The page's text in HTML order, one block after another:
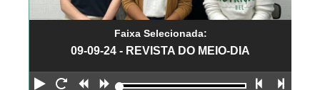
Faixa Selecionada:
09-09-24 - REVISTA DO MEIO-DIA
Reproduzir
Reiniciar
Retroceder
Avançar Faixa